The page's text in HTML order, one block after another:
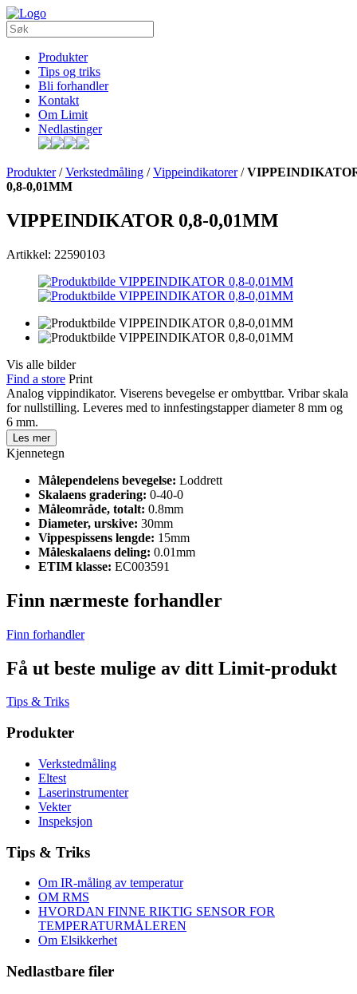
Produkter
Tips og triks
Bli forhandler
Kontakt
Om Limit
Nedlastinger
Produkter/Verkstedmåling /Vippeindikatorer/
0,8-0,01MM
VIPPEINDIKATOR 0,8-0,01MM
Artikkel: 22590103
Vis alle bilder
Find a store Print
Analog vippindikator. Viserens bevegelse er ombyttbar. Vribar skala
for nullstilling. Leveres med to innfestingstapper diameter 8 mm og
6 mm.
Les mer
Kjennetegn
Målependelens bevegelse: Loddrett
Skalaens gradering: 0-40-0
Måleområde, totalt: 0.8mm
Diameter, urskive: 30mm
Vippespissens lengde: 15mm
Måleskalaens deling: 0.01mm
ETIM klasse: EC003591
Finn nærmeste forhandler
Finn forhandler
Få ut beste mulige av ditt Limit-produkt
Tips & Triks
Produkter
Verkstedmåling
Eltest
Laserinstrumenter
Vekter
Inspeksjon
Tips & Triks
Om IR-måling av temperatur
OM RMS
HVORDAN FINNE RIKTIG SENSOR FOR
TEMPERATURMÅLEREN
Om Elsikkerhet
Nedlastbare filer